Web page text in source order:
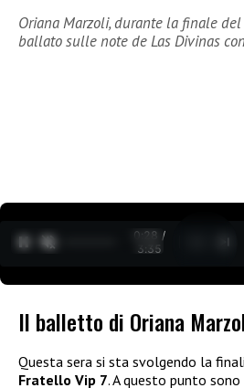
Oriana Marzoli, durante la finale
ballato sulle note de Las Divinas
0:30 /
3:35
Il balletto di Oriana
Questa sera si sta svolgendo la
Fratello Vip 7. A questo punto sono